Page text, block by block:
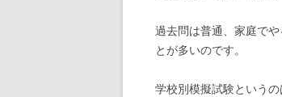
過去問は普通、家庭で
とが多いのです。
学校別模擬試験という